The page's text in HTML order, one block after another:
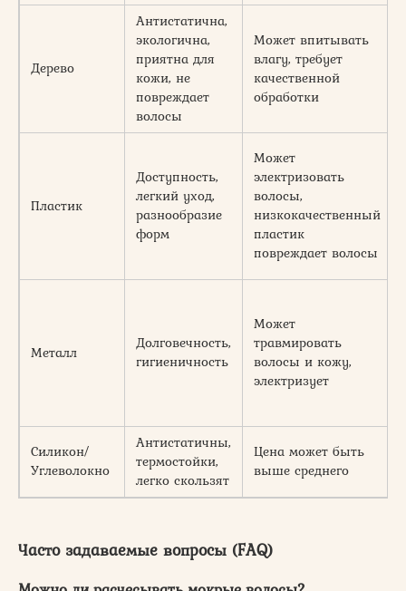
Дерево
Антистатична,
экологична,
приятна для
кожи, не
повреждает
волосы
Может впитывать
влагу, требует
качественной
обработки
Пластик
Доступность,
легкий уход,
разнообразие
форм
Может
электризовать
волосы,
низкокачественный
пластик
повреждает волосы
Металл
Долговечность,
гигиеничность
Может
травмировать
волосы и кожу,
электризует
Силикон/
Углеволокно
Антистатичны,
термостойки,
легко скользят
Цена может быть
выше среднего
Часто задаваемые вопросы (FAQ)